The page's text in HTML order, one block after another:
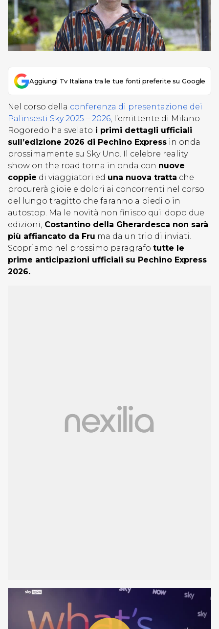
Aggiungi Tv Italiana tra le tue fonti preferite su Google
Nel corso della conferenza di presentazione dei
Palinsesti Sky 2025 – 2026, l’emittente di Milano
Rogoredo ha svelato i primi dettagli ufficiali
sull’edizione 2026 di Pechino Express in onda
prossimamente su Sky Uno. Il celebre reality
show on the road torna in onda con nuove
coppie di viaggiatori ed una nuova tratta che
procurerà gioie e dolori ai concorrenti nel corso
del lungo tragitto che faranno a piedi o in
autostop. Ma le novità non finisco qui: dopo due
edizioni, Costantino della Gherardesca non sarà
più affiancato da Fru ma da un trio di inviati.
Scopriamo nel prossimo paragrafo tutte le
prime anticipazioni ufficiali su Pechino Express
2026.